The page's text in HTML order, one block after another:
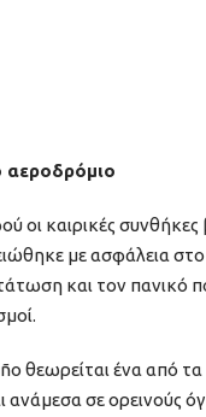
αεροδρόμιο
οι καιρικές
με ασφάλεια στο
και τον πανικό
θεωρείται ένα από τα
ανάμεσα σε ορεινούς